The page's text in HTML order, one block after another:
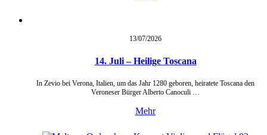
13/07/2026
14. Juli – Heilige Toscana
In Zevio bei Verona, Italien, um das Jahr 1280 geboren, heiratete Toscana den
Veroneser Bürger Alberto Canoculi …
Mehr